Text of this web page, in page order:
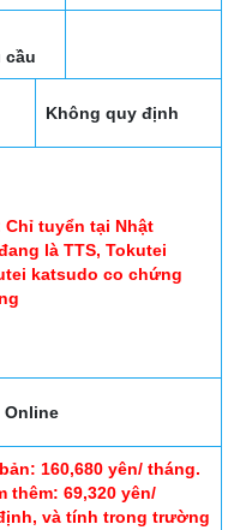
cầu
Không quy định
tuyển tại Nhật
là TTS, Tokutei
katsudo co chứng
Online
160,680 yên/ tháng.
thêm: 69,320 yên/
và tính trong trường